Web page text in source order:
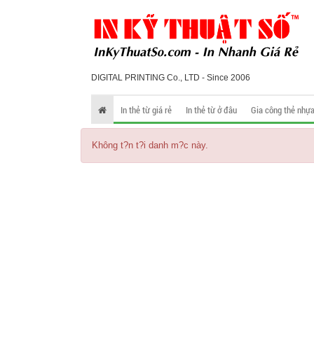
DIGITAL PRINTING Co., LTD - Since 2006
In thẻ từ giá rẻ In thẻ từ ở đâu Gia công thẻ nhựa
Không t?n t?i danh m?c này.